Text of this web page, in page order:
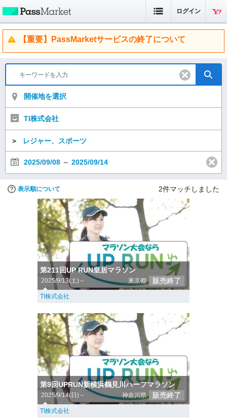
ログイン
【重要】PassMarketサービスの終了について
開催地を選択
TI株式会社
＞ レジャー、スポーツ
2025/09/08 ～ 2025/09/14
表示順について 2件マッチしました
第211回UP RUN皇居マラソン
2025/9/13(土)～ 東京都 販売終了
TI株式会社
第9回UPRUN新横浜鶴見川ハーフマラソン
2025/9/14(日)～ 神奈川県 販売終了
TI株式会社